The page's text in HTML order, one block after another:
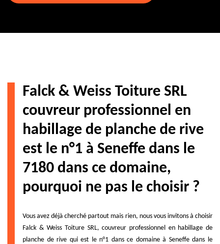
Falck & Weiss Toiture SRL
couvreur professionnel en
habillage de planche de rive
est le n°1 à Seneffe dans le
7180 dans ce domaine,
pourquoi ne pas le choisir ?
Vous avez déjà cherché partout mais rien, nous vous invitons à choisir
Falck & Weiss Toiture SRL, couvreur professionnel en habillage de
planche de rive qui est le n°1 dans ce domaine à Seneffe dans le